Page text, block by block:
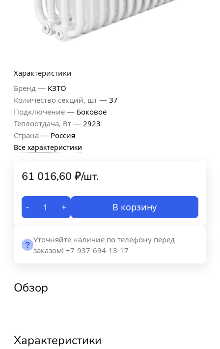
Характеристики
Бренд — КЗТО
Количество секций, шт — 37
Подключение — Боковое
Теплоотдача, Вт — 2923
Страна — Россия
Все характеристики
61 016,60 ₽/шт.
- + В корзину
Уточняйте наличие по телефону перед
заказом! +7-937-694-13-17
Обзор
Характеристики